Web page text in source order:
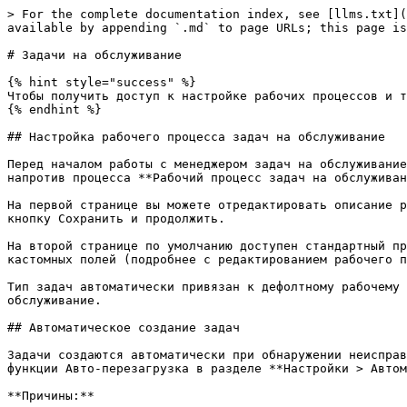
> For the complete documentation index, see [llms.txt](http://localhost:3000/url/help.watcherlink.online/llms.txt). Markdown versions of documentation pages are available by appending `.md` to page URLs; this page is available as [Markdown](http://localhost:3000/url/help.watcherlink.online/ru/zadachi-na-obsluzhivanie.md).

# Задачи на обслуживание

{% hint style="success" %}
Чтобы получить доступ к настройке рабочих процессов и типов задач, необходимо использовать тариф **Scale** или **Enterprise**.
{% endhint %}

## Настройка рабочего процесса задач на обслуживание

Перед началом работы с менеджером задач на обслуживание, откройте **Настройки > Настройки менеджеров задач > Рабочие процессы** и нажмите кнопку Редактировать напротив процесса **Рабочий процесс задач на обслуживание**.

На первой странице вы можете отредактировать описание рабочего процесса для того, чтобы другие пользователи понимали назначение данного менеджера. После этого нажмите кнопку Сохранить и продолжить.

На второй странице по умолчанию доступен стандартный процесс задач на обслуживание. Вы можете настроить как сам рабочий процесс, так и отредактировать список кастомных полей (подробнее с редактированием рабочего процесса вы можете ознакомиться здесь <https://help.moonone.online/ru/rabochie-processy-i-tipy-zadach>).

Тип задач автоматически привязан к дефолтному рабочему процессу. Соответственно в селекте менеджеров задач в шапке сайта будет отображаться менеджер Задачи на обслуживание.

## Автоматическое создание задач

Задачи создаются автоматически при обнаружении неисправностей у майнеров (статус offline, hanged, lowhash и пр.). Активация автосоздания происходит при включенной функции Авто-перезагрузка в разделе **Настройки > Автоматизация** для установленных моделей.

**Причины:**

* статус устройства **Оффлайн**
* статус устройства **Завис**
* статус устройства **Лоухеш** (низкий хешрейт)
* **низкий хешрейт** для платы или плат (15% просадка эффективности платы девайса)
* хешрейт для платы 0
* хешрейт для платы неизвестен
* ошибка работы фана (0 rpm или 30600 rpm или нет данных)
* неизвестная причина
* и другие

## Ручное создание задач на дашборде

При обнаружении неисправностей для девайса, не обнаруженных по какой-либо причине диагностикой, в случае выключенной функции Auto-reboot или при наличии причины, не связанной с поломкой девайса, пользователь может создать задачу на обслуживание вручную.&#x20;

Для создания задачи на устройство:

1. Откройте страницу **Дашборд**
2. Нажмите на **кнопку одиночных действий** для майнера
3. Нажмите кнопку '**Создать задачу**'.
4. Выберите в селекте **Задачи на обслуживание**.
5. Заполните обязательные поля в открывшемся модальном окне.
6. Нажмите кнопку '**Сохранить**'.
7. Задача появится в менеджере задач **Задачи на обслуживание** в колонке/аккордеоне **первого статуса** по рабочему процессу и будет сопровождаться всплывающим сообщением с **ID** задачи.

Также вы можете воспользоваться автоматическим определением причины создания задачи при добавлении с дашборда. Для этого в поле "Причина" необходимо выбрать значение "Автоопределение", после чего создать задачу. Перейдя в менеджер задач и открыв созданную задачу, вы сможете увидеть автоматически определенную причину (если не будет обнаружена поломка, отобразится причина "Неизвестно").

Для майнера, при наведении на иконку